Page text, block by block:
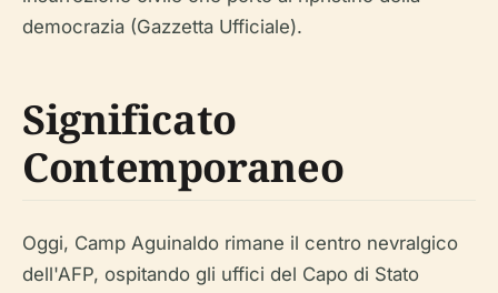
democrazia (Gazzetta Ufficiale).
Significato
Contemporaneo
Oggi, Camp Aguinaldo rimane il centro nevralgico
dell'AFP, ospitando gli uffici del Capo di Stato